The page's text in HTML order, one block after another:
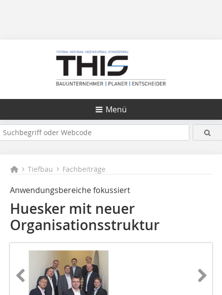
Menü
Tiefbau Fachbeiträge
Anwendungsbereiche fokussiert
Huesker mit neuer
Organisationsstruktur